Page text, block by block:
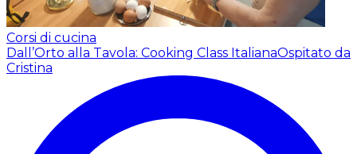
Corsi di cucina
Dall’Orto alla Tavola: Cooking Class ItalianaOspitato da
Cristina